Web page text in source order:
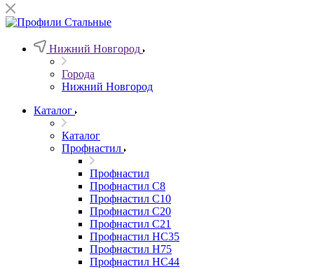
Нижний Новгород
Города
Нижний Новгород
Каталог
Каталог
Профнастил
Профнастил
Профнастил С8
Профнастил С10
Профнастил С20
Профнастил С21
Профнастил НС35
Профнастил Н75
Профнастил HC44